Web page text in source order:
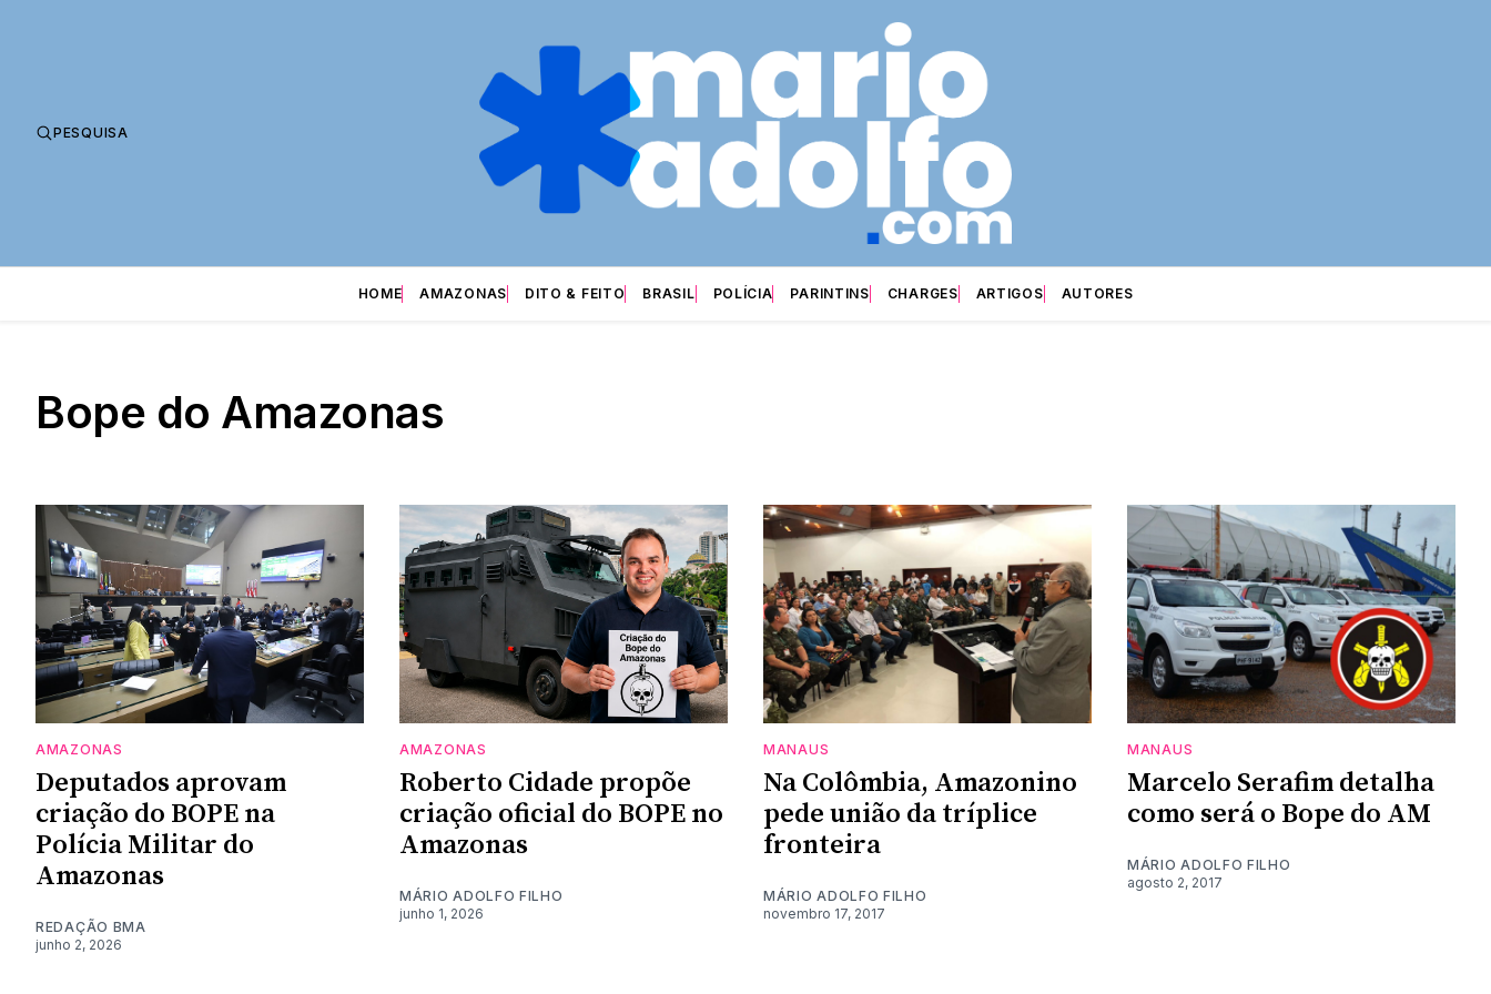
PESQUISA
HOME AMAZONAS DITO & FEITO BRASIL POLÍCIA PARINTINS CHARGES ARTIGOS AUTORES
Bope do Amazonas
AMAZONAS
Deputados aprovam
criação do BOPE na
Polícia Militar do
Amazonas
REDAÇÃO BMA
junho 2, 2026
AMAZONAS
Roberto Cidade propõe
criação oficial do BOPE no
Amazonas
MÁRIO ADOLFO FILHO
junho 1, 2026
MANAUS
Na Colômbia, Amazonino
pede união da tríplice
fronteira
MÁRIO ADOLFO FILHO
novembro 17, 2017
MANAUS
Marcelo Serafim detalha
como será o Bope do AM
MÁRIO ADOLFO FILHO
agosto 2, 2017